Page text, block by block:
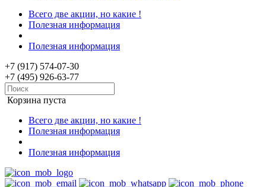
Всего две акции, но какие !
Полезная информация
Полезная информация
+7 (917) 574-07-30
+7 (495) 926-63-77
Корзина пуста
Всего две акции, но какие !
Полезная информация
Полезная информация